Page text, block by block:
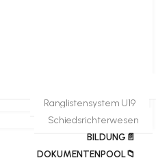
Ranglistensystem U19
Schiedsrichterwesen
BILDUNG📄
DOKUMENTENPOOL📁